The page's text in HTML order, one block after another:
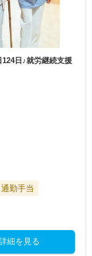
日♪就労継続支援
通勤手当
細を見る